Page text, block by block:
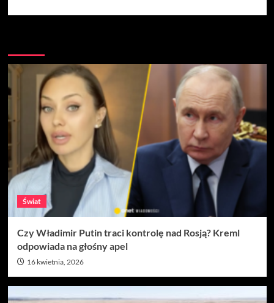
Świat
Czy Władimir Putin traci kontrolę nad Rosją? Kreml
odpowiada na głośny apel
16 kwietnia, 2026